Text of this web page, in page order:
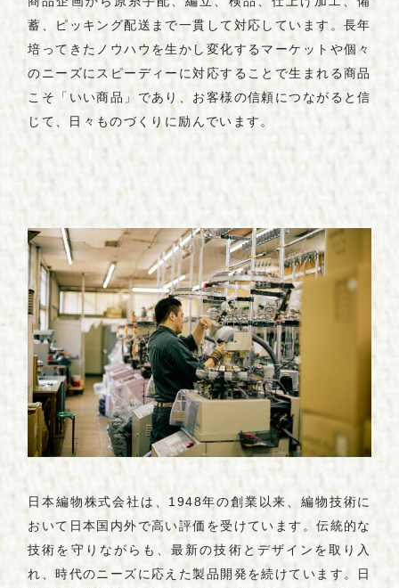
To p
トップ ページ
H
H s to y
兵庫県産くつ 下の歴史
蓄、ピッキング配送まで一貫して対応しています。長年
培ってきたノウハウを生かし変化するマーケットや個々
のニーズにスピーディーに対応することで生まれる商品
こそ「いい商品」であり、お客様の信頼につながると信
じて、日々ものづくりに励んでいます。
日本編物株式会社は、1948年の創業以来、編物技術に
おいて日本国内外で高い評価を受けています。伝統的な
技術を守りながらも、最新の技術とデザインを取り入
れ、時代のニーズに応えた製品開発を続けています。日